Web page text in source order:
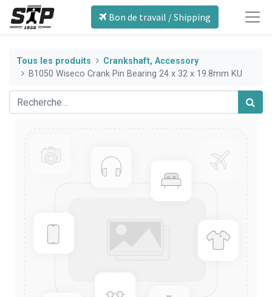
Bon de travail / Shipping
Tous les produits
Crankshaft, Accessory
B1050 Wiseco Crank Pin Bearing 24 x 32 x 19.8mm KU